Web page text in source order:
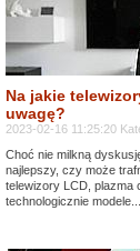
Na jakie
uwagę?
2023-02-16 11:25:20
Choć nie milkną
najlepszy, czy może
telewizory LCD, plazma
technologicznie modele....